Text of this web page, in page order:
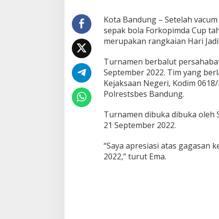
m
a
C
u
p
2
2
2
K
m
b
Kota Bandung – Setelah
sepak bola Forkopimda Cup
merupakan rangkaian Hari
Turnamen berbalut
September 2022. Tim yang
Kejaksaan Negeri, Kodim
Polrestsbes Bandung.
Turnamen dibuka dibuka oleh
21 September 2022.
“Saya apresiasi atas gagasan
2022,” turut Ema.